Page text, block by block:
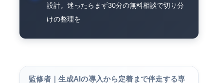
設計。迷ったらまず30分の無料相談で切り分
けの整理を
監修者｜生成AIの導入から定着まで伴走する専